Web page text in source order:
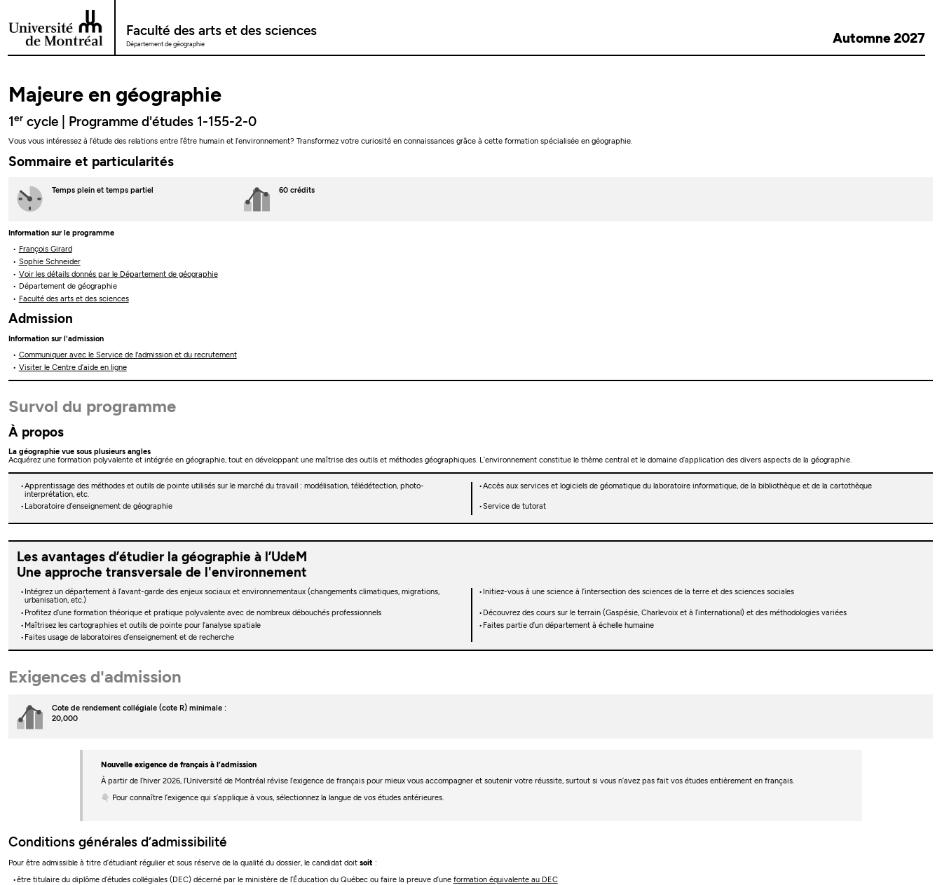
Passer au contenu
Faculté des arts et des sciences
Département de géographie Automne 2027
Majeure en géographie
1er cycle | Programme d'études 1-155-2-0
Vous vous intéressez à l’étude des relations entre l’être humain et l’environnement? Transformez votre curiosité en connaissances grâce à cette formation spécialisée en géographie.
Sommaire et particularités
Temps plein et temps partiel 60 crédits
Information sur le programme
François Girard
Sophie Schneider
Voir les détails donnés par le Département de géographie
Département de géographie
Faculté des arts et des sciences
Admission
Information sur l'admission
Communiquer avec le Service de l'admission et du recrutement
Visiter le Centre d’aide en ligne
Survol du programme
À propos
La géographie vue sous plusieurs angles
Acquérez une formation polyvalente et intégrée en géographie, tout en développant une maîtrise des outils et méthodes géographiques. L’environnement constitue le thème central et le domaine d’application des divers aspects de la géographie.
Apprentissage des méthodes et outils de pointe utilisés sur le marché du travail : modélisation, télédétection, photo-
interprétation, etc.
Accès aux services et logiciels de géomatique du laboratoire informatique, de la bibliothèque et de la cartothèque
Laboratoire d’enseignement de géographie Service de tutorat
Les avantages d’étudier la géographie à l’UdeM
Une approche transversale de l'environnement
Intégrez un département à l’avant-garde des enjeux sociaux et environnementaux (changements climatiques, migrations,
urbanisation, etc.)
Initiez-vous à une science à l’intersection des sciences de la terre et des sciences sociales
Profitez d’une formation théorique et pratique polyvalente avec de nombreux débouchés professionnels
Découvrez des cours sur le terrain (Gaspésie, Charlevoix et à l’international) et des méthodologies variées
Maîtrisez les cartographies et outils de pointe pour l’analyse spatiale
Faites partie d’un département à échelle humaine
Faites usage de laboratoires d’enseignement et de recherche
Exigences d'admission
Cote de rendement collégiale (cote R) minimale :
20,000
Nouvelle exigence de français à l’admission
À partir de l’hiver 2026, l’Université de Montréal révise l’exigence de français pour mieux vous accompagner et soutenir votre réussite, surtout si vous n’avez pas fait vos études entièrement en français.
👇 Pour connaître l’exigence qui s’applique à vous, sélectionnez la langue de vos études antérieures.
Conditions générales d’admissibilité
Pour être admissible à titre d’étudiant régulier et sous réserve de la qualité du dossier, le candidat doitsoit :
être titulaire du diplôme d’études collégiales (DEC) décerné par le ministère de l’Éducation du Québec ou faire la preuve d’une formation équivalente au DEC